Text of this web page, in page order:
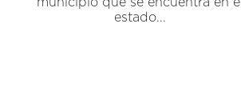
estado...